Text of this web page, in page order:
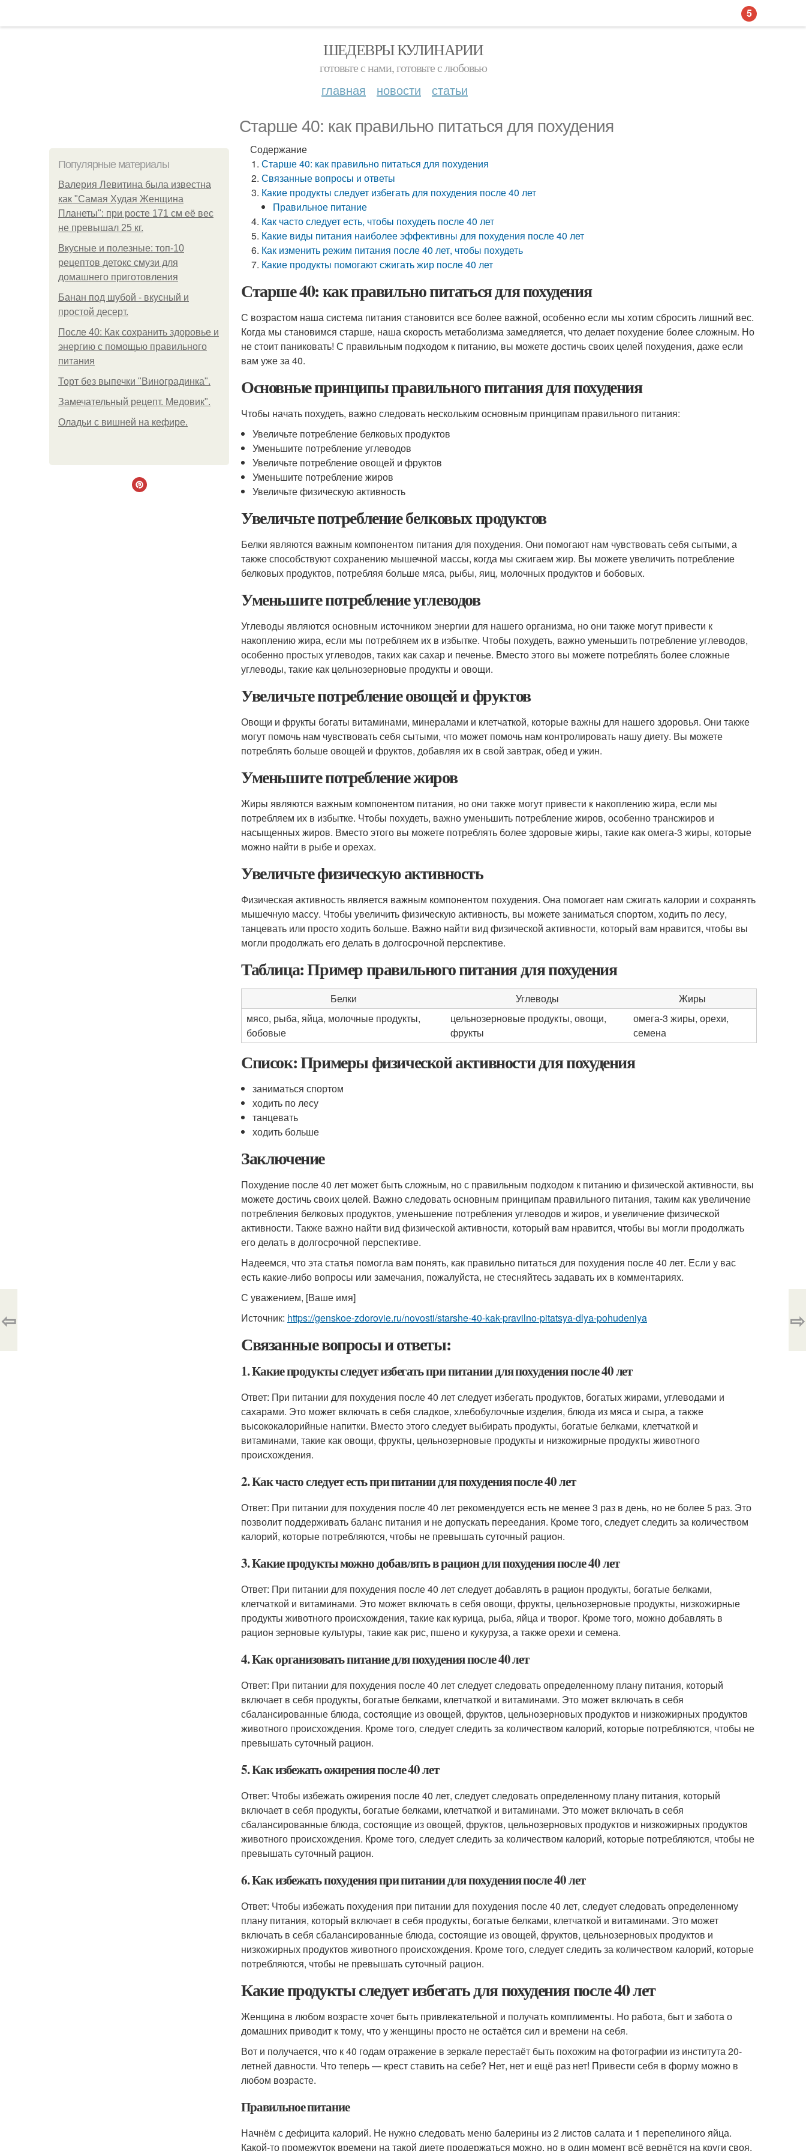
ШЕДЕВРЫ КУЛИНАРИИ
готовьте с нами, готовьте с любовью
главная новости статьи
Старше 40: как правильно питаться для похудения
Популярные материалы
Валерия Левитина была известна
как "Самая Худая Женщина
Планеты": при росте 171 см её вес
не превышал 25 кг.
Вкусные и полезные: топ-10
рецептов детокс смузи для
домашнего приготовления
Банан под шубой - вкусный и
простой десерт.
После 40: Как сохранить здоровье и
энергию с помощью правильного
питания
Торт без выпечки "Виноградинка".
Замечательный рецепт. Медовик".
Оладьи с вишней на кефире.
Содержание
Старше 40: как правильно питаться для похудения
Связанные вопросы и ответы
Какие продукты следует избегать для похудения после 40 лет
Правильное питание
Как часто следует есть, чтобы похудеть после 40 лет
Какие виды питания наиболее эффективны для похудения после 40 лет
Как изменить режим питания после 40 лет, чтобы похудеть
Какие продукты помогают сжигать жир после 40 лет
Старше 40: как правильно питаться для похудения
С возрастом наша система питания становится все более важной, особенно если мы хотим сбросить лишний вес.
Когда мы становимся старше, наша скорость метаболизма замедляется, что делает похудение более сложным. Но
не стоит паниковать! С правильным подходом к питанию, вы можете достичь своих целей похудения, даже если
вам уже за 40.
Основные принципы правильного питания для похудения
Чтобы начать похудеть, важно следовать нескольким основным принципам правильного питания:
Увеличьте потребление белковых продуктов
Уменьшите потребление углеводов
Увеличьте потребление овощей и фруктов
Уменьшите потребление жиров
Увеличьте физическую активность
Увеличьте потребление белковых продуктов
Белки являются важным компонентом питания для похудения. Они помогают нам чувствовать себя сытыми, а
также способствуют сохранению мышечной массы, когда мы сжигаем жир. Вы можете увеличить потребление
белковых продуктов, потребляя больше мяса, рыбы, яиц, молочных продуктов и бобовых.
Уменьшите потребление углеводов
Углеводы являются основным источником энергии для нашего организма, но они также могут привести к
накоплению жира, если мы потребляем их в избытке. Чтобы похудеть, важно уменьшить потребление углеводов,
особенно простых углеводов, таких как сахар и печенье. Вместо этого вы можете потреблять более сложные
углеводы, такие как цельнозерновые продукты и овощи.
Увеличьте потребление овощей и фруктов
Овощи и фрукты богаты витаминами, минералами и клетчаткой, которые важны для нашего здоровья. Они также
могут помочь нам чувствовать себя сытыми, что может помочь нам контролировать нашу диету. Вы можете
потреблять больше овощей и фруктов, добавляя их в свой завтрак, обед и ужин.
Уменьшите потребление жиров
Жиры являются важным компонентом питания, но они также могут привести к накоплению жира, если мы
потребляем их в избытке. Чтобы похудеть, важно уменьшить потребление жиров, особенно трансжиров и
насыщенных жиров. Вместо этого вы можете потреблять более здоровые жиры, такие как омега-3 жиры, которые
можно найти в рыбе и орехах.
Увеличьте физическую активность
Физическая активность является важным компонентом похудения. Она помогает нам сжигать калории и сохранять
мышечную массу. Чтобы увеличить физическую активность, вы можете заниматься спортом, ходить по лесу,
танцевать или просто ходить больше. Важно найти вид физической активности, который вам нравится, чтобы вы
могли продолжать его делать в долгосрочной перспективе.
Таблица: Пример правильного питания для похудения
Белки Углеводы
Жиры
мясо, рыба, яйца, молочные продукты,
бобовые
цельнозерновые продукты, овощи,
фрукты
омега-3 жиры, орехи,
семена
Список: Примеры физической активности для похудения
заниматься спортом
ходить по лесу
танцевать
ходить больше
Заключение
Похудение после 40 лет может быть сложным, но с правильным подходом к питанию и физической активности, вы
можете достичь своих целей. Важно следовать основным принципам правильного питания, таким как увеличение
потребления белковых продуктов, уменьшение потребления углеводов и жиров, и увеличение физической
активности. Также важно найти вид физической активности, который вам нравится, чтобы вы могли продолжать
его делать в долгосрочной перспективе.
Надеемся, что эта статья помогла вам понять, как правильно питаться для похудения после 40 лет. Если у вас
есть какие-либо вопросы или замечания, пожалуйста, не стесняйтесь задавать их в комментариях.
С уважением, [Ваше имя]
Источник: https://genskoe-zdorovie.ru/novosti/starshe-40-kak-pravilno-pitatsya-dlya-pohudeniya
Связанные вопросы и ответы:
1. Какие продукты следует избегать при питании для похудения после 40 лет
Ответ: При питании для похудения после 40 лет следует избегать продуктов, богатых жирами, углеводами и
сахарами. Это может включать в себя сладкое, хлебобулочные изделия, блюда из мяса и сыра, а также
высококалорийные напитки. Вместо этого следует выбирать продукты, богатые белками, клетчаткой и
витаминами, такие как овощи, фрукты, цельнозерновые продукты и низкожирные продукты животного
происхождения.
2. Как часто следует есть при питании для похудения после 40 лет
Ответ: При питании для похудения после 40 лет рекомендуется есть не менее 3 раз в день, но не более 5 раз. Это
позволит поддерживать баланс питания и не допускать переедания. Кроме того, следует следить за количеством
калорий, которые потребляются, чтобы не превышать суточный рацион.
3. Какие продукты можно добавлять в рацион для похудения после 40 лет
Ответ: При питании для похудения после 40 лет следует добавлять в рацион продукты, богатые белками,
клетчаткой и витаминами. Это может включать в себя овощи, фрукты, цельнозерновые продукты, низкожирные
продукты животного происхождения, такие как курица, рыба, яйца и творог. Кроме того, можно добавлять в
рацион зерновые культуры, такие как рис, пшено и кукуруза, а также орехи и семена.
4. Как организовать питание для похудения после 40 лет
Ответ: При питании для похудения после 40 лет следует следовать определенному плану питания, который
включает в себя продукты, богатые белками, клетчаткой и витаминами. Это может включать в себя
сбалансированные блюда, состоящие из овощей, фруктов, цельнозерновых продуктов и низкожирных продуктов
животного происхождения. Кроме того, следует следить за количеством калорий, которые потребляются, чтобы не
превышать суточный рацион.
5. Как избежать ожирения после 40 лет
Ответ: Чтобы избежать ожирения после 40 лет, следует следовать определенному плану питания, который
включает в себя продукты, богатые белками, клетчаткой и витаминами. Это может включать в себя
сбалансированные блюда, состоящие из овощей, фруктов, цельнозерновых продуктов и низкожирных продуктов
животного происхождения. Кроме того, следует следить за количеством калорий, которые потребляются, чтобы не
превышать суточный рацион.
6. Как избежать похудения при питании для похудения после 40 лет
Ответ: Чтобы избежать похудения при питании для похудения после 40 лет, следует следовать определенному
плану питания, который включает в себя продукты, богатые белками, клетчаткой и витаминами. Это может
включать в себя сбалансированные блюда, состоящие из овощей, фруктов, цельнозерновых продуктов и
низкожирных продуктов животного происхождения. Кроме того, следует следить за количеством калорий, которые
потребляются, чтобы не превышать суточный рацион.
Какие продукты следует избегать для похудения после 40 лет
Женщина в любом возрасте хочет быть привлекательной и получать комплименты. Но работа, быт и забота о
домашних приводит к тому, что у женщины просто не остаётся сил и времени на себя.
Вот и получается, что к 40 годам отражение в зеркале перестаёт быть похожим на фотографии из института 20-
летней давности. Что теперь — крест ставить на себе? Нет, нет и ещё раз нет! Привести себя в форму можно в
любом возрасте.
Правильное питание
Начнём с дефицита калорий. Не нужно следовать меню балерины из 2 листов салата и 1 перепелиного яйца.
Какой-то промежуток времени на такой диете продержаться можно, но в один момент всё вернётся на круги своя.
⇦ ⇨
5